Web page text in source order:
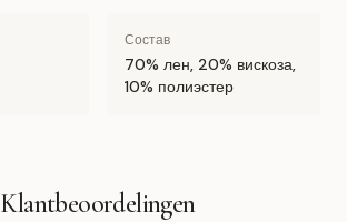
Состав
70% лен, 20% вискоза,
10% полиэстер
Klantbeoordelingen